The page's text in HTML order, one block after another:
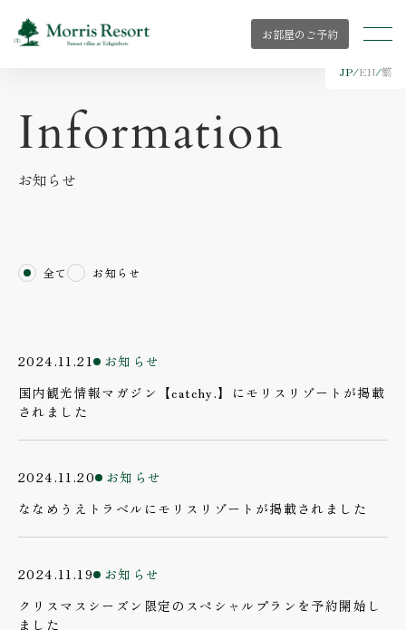
お部屋のご予約
JP/EN/繁
Information
お知らせ
全て お知らせ
2024.11.21
お知らせ
国内観光情報マガジン【catchy.】にモリスリゾートが掲載
されました
2024.11.20
お知らせ
ななめうえトラベルにモリスリゾートが掲載されました
2024.11.19
お知らせ
クリスマスシーズン限定のスペシャルプランを予約開始し
ました